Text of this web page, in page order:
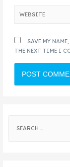
SAVE MY
THE NEXT TIME I